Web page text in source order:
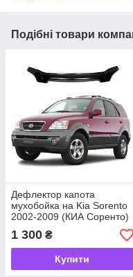
Подібні товари
Дефлектор капота
мухобойка на Kia Sorento
2002-2009 (КИА Соренто)
EuroCap
1 300 ₴
Купити